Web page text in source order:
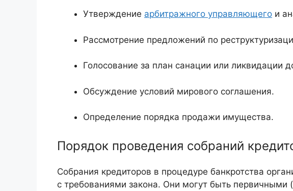
Утверждение арбитражного управляющего и
Рассмотрение предложений по
Голосование за план санации или ликвидации
Обсуждение условий мирового соглашения.
Определение порядка продажи имущества.
Порядок проведения собраний
Собрания кредиторов в процедуре банкротства
с требованиями закона. Они могут быть первичными